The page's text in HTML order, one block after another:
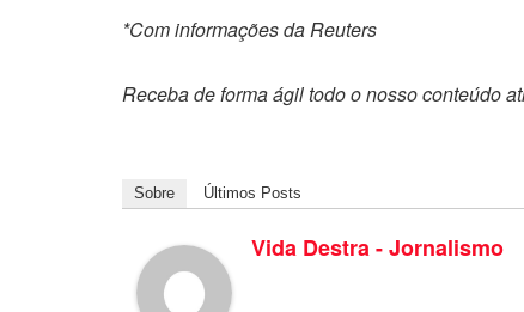
*Com informações da Reuters
Receba de forma ágil todo o nosso conteúdo
Sobre Últimos Posts
Vida Destra - Jornalismo